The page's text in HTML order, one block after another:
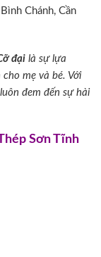
Chánh, Cần
đại là sự lựa
mẹ và bé. Với
luôn đem đến sự hài
Sơn Tĩnh